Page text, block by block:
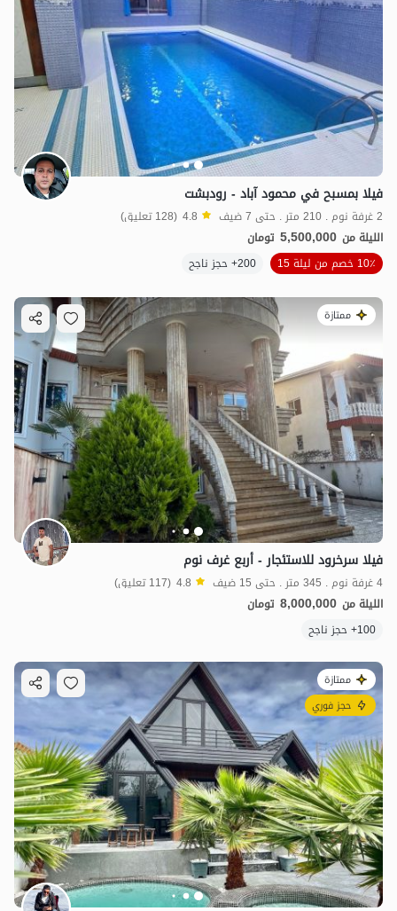
فيلا بمسبح في محمود آباد - رودبشت
2 غرفة نوم . 210 متر . حتى 7 ضيف 4.8 (128 تعليق)
الليلة من 5,500,000 تومان
10٪ خصم من ليلة 15
200+ حجز ناجح
ممتازة
فيلا سرخرود للاستئجار - أربع غرف نوم
4 غرفة نوم . 345 متر . حتى 15 ضيف 4.8 (117 تعليق)
الليلة من 8,000,000 تومان
100+ حجز ناجح
ممتازة
حجز فوري